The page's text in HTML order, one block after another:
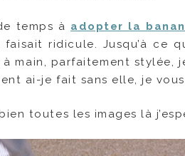
temps à adopter la
faisait ridicule. Jusqu’à ce
main, parfaitement stylée,
ai-je fait sans elle, je
toutes les images là